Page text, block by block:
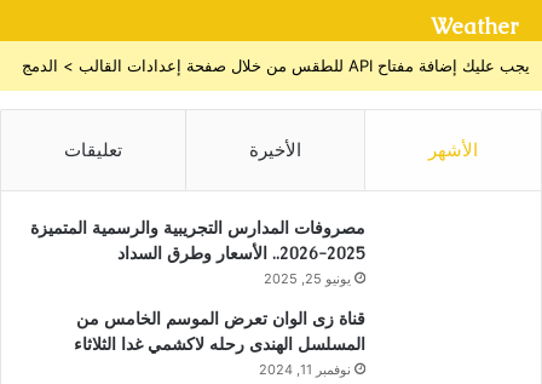
Weather
يجب عليك إضافة مفتاح API للطقس من خلال صفحة إعدادات القالب > الدمج
الأشهر الأخيرة تعليقات
مصروفات المدارس التجريبية والرسمية المتميزة
2025-2026.. الأسعار وطرق السداد
يونيو 25, 2025
قناة زى الوان تعرض الموسم الخامس من
المسلسل الهندى رحله لاكشمي غدا الثلاثاء
نوفمبر 11, 2024